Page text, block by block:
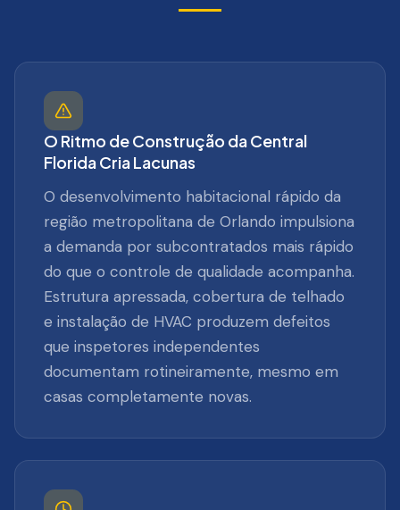
O Ritmo de Construção da Central
Florida Cria Lacunas
O desenvolvimento habitacional rápido da
região metropolitana de Orlando impulsiona
a demanda por subcontratados mais rápido
do que o controle de qualidade acompanha.
Estrutura apressada, cobertura de telhado
e instalação de HVAC produzem defeitos
que inspetores independentes
documentam rotineiramente, mesmo em
casas completamente novas.